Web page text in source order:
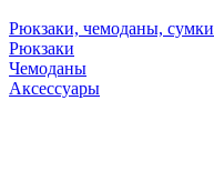
Рюкзаки, чемоданы, сумки
Рюкзаки
Чемоданы
Аксессуары